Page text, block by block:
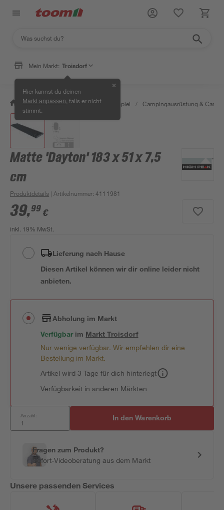
Mein Markt: Troisdorf
Hier kannst du deinen
Markt anpassen , falls er nicht
stimmt.
✕
/ Garten & Freizeit / Outdoor & Spiel / Campingausrüstung &
Matte 'Dayton' 183 x 51 x 7,5
cm
Produktdetails | Artikelnummer:4111981
39,99 €
inkl. 19% MwSt.
Lieferung nach Hause
Diesen Artikel können wir dir online leider nicht
anbieten.
Abholung im Markt
Verfügbar im MarktTroisdorf
Nur wenige verfügbar. Wir empfehlen dir eine
Bestellung im Markt.
Artikel wird 3 Tage für dich hinterlegt
Verfügbarkeit in anderen Märkten
Anzahl: In den Warenkorb
Fragen zum Produkt?
Sofort-Videoberatung aus dem Markt
Unsere passenden Services